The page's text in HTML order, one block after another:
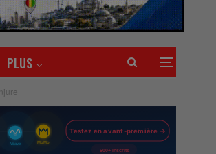
PLUS